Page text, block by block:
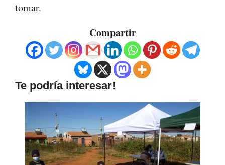
tomar.
Compartir
Te podría interesar!